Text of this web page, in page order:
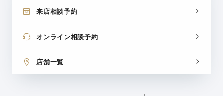
来店相談予約
オンライン相談予約
店舗一覧